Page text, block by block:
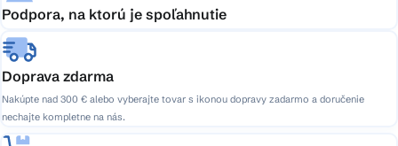
Podpora, na ktorú je spoľahnutie
Doprava zdarma
Nakúpte nad 300 € alebo vyberajte tovar s ikonou dopravy zadarmo a doručenie
nechajte kompletne na nás.